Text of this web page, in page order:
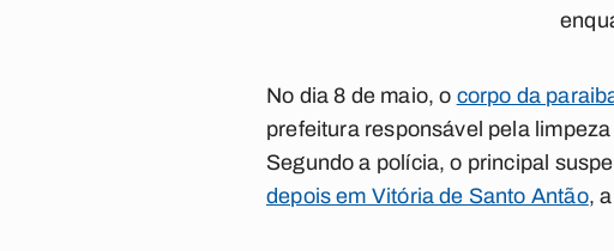
No dia 8 de maio, o corpo da
prefeitura responsável pela
Segundo a polícia, o principal
depois em Vitória de Santo Antão,